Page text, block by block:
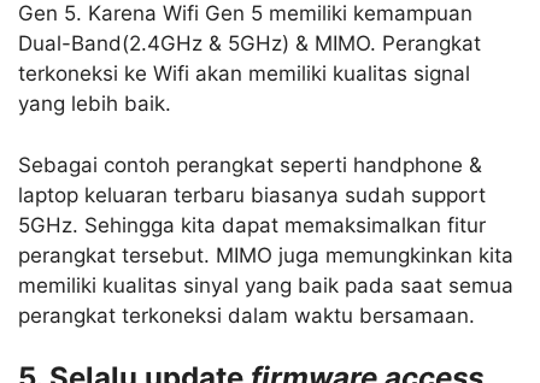
Gen 5. Karena Wifi Gen 5 memiliki kemampuan
Dual-Band(2.4GHz & 5GHz) & MIMO. Perangkat
terkoneksi ke Wifi akan memiliki kualitas signal
yang lebih baik.
Sebagai contoh perangkat seperti handphone &
laptop keluaran terbaru biasanya sudah support
5GHz. Sehingga kita dapat memaksimalkan fitur
perangkat tersebut. MIMO juga memungkinkan kita
memiliki kualitas sinyal yang baik pada saat semua
perangkat terkoneksi dalam waktu bersamaan.